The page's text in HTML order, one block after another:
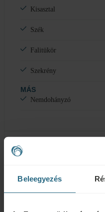
Beleegyezés
Kisasztal
Szék
Falitükör
Szekrény
MÁS
Nemdohányzó
Zuhanyzó